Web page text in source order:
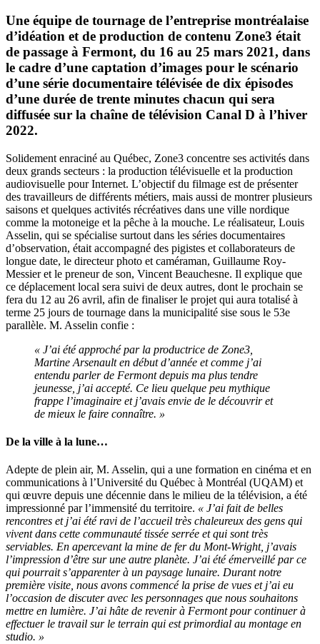
Une équipe de tournage de l’entreprise montréalaise
d’idéation et de production de contenu Zone3 était
de passage à Fermont, du 16 au 25 mars 2021, dans
le cadre d’une captation d’images pour le scénario
d’une série documentaire télévisée de dix épisodes
d’une durée de trente minutes chacun qui sera
diffusée sur la chaîne de télévision Canal D à l’hiver
2022.
Solidement enraciné au Québec, Zone3 concentre ses activités dans
deux grands secteurs : la production télévisuelle et la production
audiovisuelle pour Internet. L’objectif du filmage est de présenter
des travailleurs de différents métiers, mais aussi de montrer plusieurs
saisons et quelques activités récréatives dans une ville nordique
comme la motoneige et la pêche à la mouche. Le réalisateur, Louis
Asselin, qui se spécialise surtout dans les séries documentaires
d’observation, était accompagné des pigistes et collaborateurs de
longue date, le directeur photo et caméraman, Guillaume Roy-
Messier et le preneur de son, Vincent Beauchesne. Il explique que
ce déplacement local sera suivi de deux autres, dont le prochain se
fera du 12 au 26 avril, afin de finaliser le projet qui aura totalisé à
terme 25 jours de tournage dans la municipalité sise sous le 53e
parallèle. M. Asselin confie :
« J’ai été approché par la productrice de Zone3,
Martine Arsenault en début d’année et comme j’ai
entendu parler de Fermont depuis ma plus tendre
jeunesse, j’ai accepté. Ce lieu quelque peu mythique
frappe l’imaginaire et j’avais envie de le découvrir et
de mieux le faire connaître. »
De la ville à la lune…
Adepte de plein air, M. Asselin, qui a une formation en cinéma et en
communications à l’Université du Québec à Montréal (UQAM) et
qui œuvre depuis une décennie dans le milieu de la télévision, a été
impressionné par l’immensité du territoire. « J’ai fait de belles
rencontres et j’ai été ravi de l’accueil très chaleureux des gens qui
vivent dans cette communauté tissée serrée et qui sont très
serviables. En apercevant la mine de fer du Mont-Wright, j’avais
l’impression d’être sur une autre planète. J’ai été émerveillé par ce
qui pourrait s’apparenter à un paysage lunaire. Durant notre
première visite, nous avons commencé la prise de vues et j’ai eu
l’occasion de discuter avec les personnages que nous souhaitons
mettre en lumière. J’ai hâte de revenir à Fermont pour continuer à
effectuer le travail sur le terrain qui est primordial au montage en
studio. »